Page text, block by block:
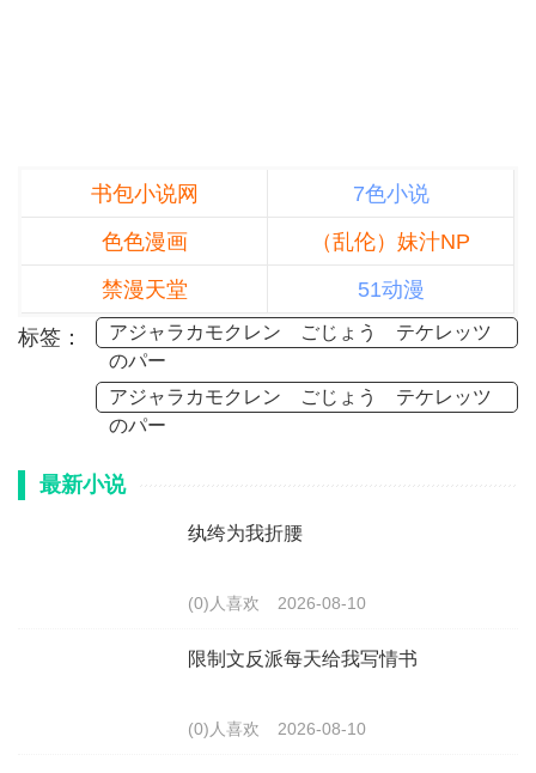
书包小说网
7色小说
色色漫画
（乱伦）妹汁NP
禁漫天堂
51动漫
标签：
アジャラカモクレン ごじょう テケレッツ
のパー
アジャラカモクレン ごじょう テケレッツ
のパー
最新小说
纨绔为我折腰
(0)人喜欢 2026-08-10
限制文反派每天给我写情书
(0)人喜欢 2026-08-10